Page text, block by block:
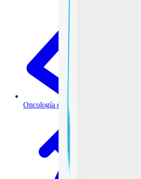
Oncología e inmunoterapia